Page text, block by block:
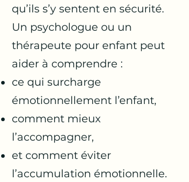
qu’ils s’y sentent en sécurité.
Un psychologue ou un
thérapeute pour enfant peut
aider à comprendre :
ce qui surcharge
émotionnellement l’enfant,
comment mieux
l’accompagner,
et comment éviter
l’accumulation émotionnelle.